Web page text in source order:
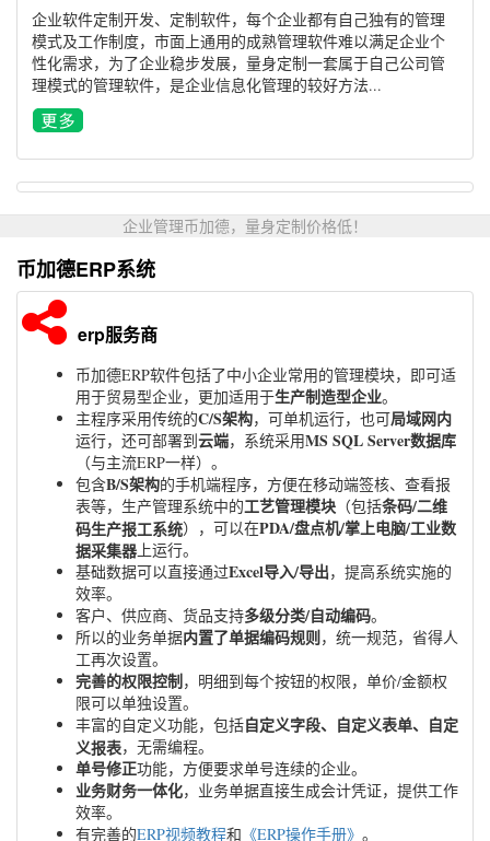
企业软件定制开发、定制软件，每个企业都有自己独有的管理
模式及工作制度，市面上通用的成熟管理软件难以满足企业个
性化需求，为了企业稳步发展，量身定制一套属于自己公司管
理模式的管理软件，是企业信息化管理的较好方法...
企业管理币加德，量身定制价格低！
币加德ERP系统
erp服务商
币加德ERP软件包括了中小企业常用的管理模块，即可适
用于贸易型企业，更加适用于生产制造型企业。
主程序采用传统的C/S架构，可单机运行，也可局域网内
运行，还可部署到云端，系统采用MS SQL Server数据库
（与主流ERP一样）。
包含B/S架构的手机端程序，方便在移动端签核、查看报
表等，生产管理系统中的工艺管理模块 （包括条码/二维
码生产报工系统），可以在PDA/盘点机/掌上电脑/工业数
据采集器上运行。
基础数据可以直接通过Excel导入/导出，提高系统实施的
效率。
客户、供应商、货品支持多级分类/自动编码。
所以的业务单据内置了单据编码规则，统一规范，省得人
工再次设置。
完善的权限控制，明细到每个按钮的权限，单价/金额权
限可以单独设置。
丰富的自定义功能，包括自定义字段、自定义表单、自定
义报表，无需编程。
单号修正功能，方便要求单号连续的企业。
业务财务一体化，业务单据直接生成会计凭证，提供工作
效率。
有完善的ERP视频教程和 《ERP操作手册》 。